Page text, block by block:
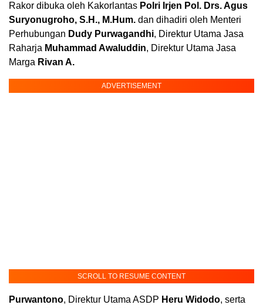
Rakor dibuka oleh Kakorlantas Polri Irjen Pol. Drs. Agus
Suryonugroho, S.H., M.Hum. dan dihadiri oleh Menteri
Perhubungan Dudy Purwagandhi, Direktur Utama Jasa
Raharja Muhammad Awaluddin, Direktur Utama Jasa
Marga Rivan A.
ADVERTISEMENT
SCROLL TO RESUME CONTENT
Purwantono, Direktur Utama ASDP Heru Widodo, serta